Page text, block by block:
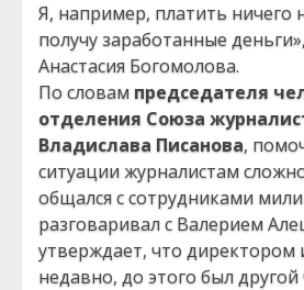
Я, например, платить ничего
получу заработанные
Анастасия Богомолова.
По словам председателя
отделения Союза
Владислава Писанова,
ситуации журналистам
общался с сотрудниками
разговаривал с Валерием
утверждает, что директором
недавно, до этого был другой